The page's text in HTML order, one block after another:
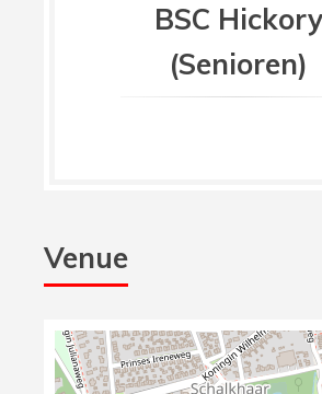
BSC Hickory
(Senioren)
Venue